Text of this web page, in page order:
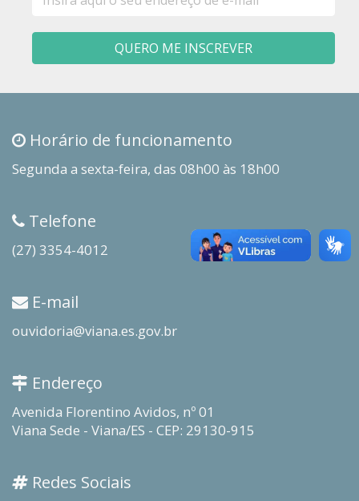
mail
QUERO ME INSCREVER
Horário de funcionamento
Segunda a sexta-feira, das 08h00 às 18h00
Telefone
(27) 3354-4012
E-mail
ouvidoria@viana.es.gov.br
Endereço
Avenida Florentino Avidos, nº 01
Viana Sede - Viana/ES - CEP: 29130-915
Redes Sociais